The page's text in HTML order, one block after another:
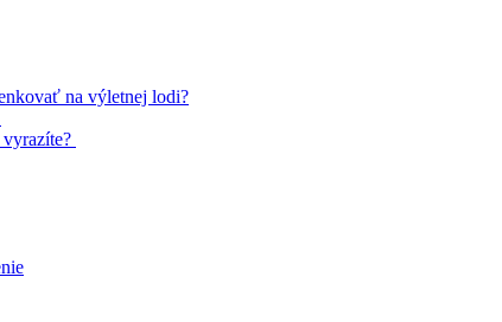
na výletnej lodi?